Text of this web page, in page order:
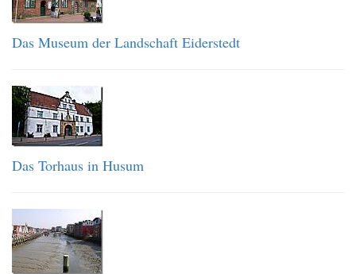
Das Museum der Landschaft Eiderstedt
Das Torhaus in Husum